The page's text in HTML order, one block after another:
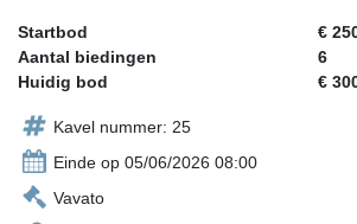
Startbod
€
Aantal biedingen
6
Huidig bod
€
Kavel nummer: 25
Einde op 05/06/2026 08:00
Vavato